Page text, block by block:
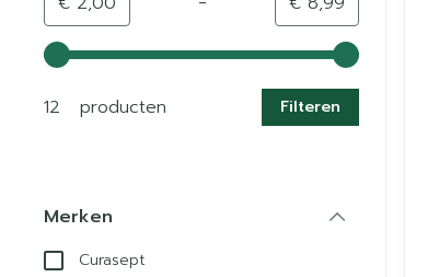
Gebruik de pijltjestoetsen links en rechts om
12 producten
Filteren
Merken
Curasept